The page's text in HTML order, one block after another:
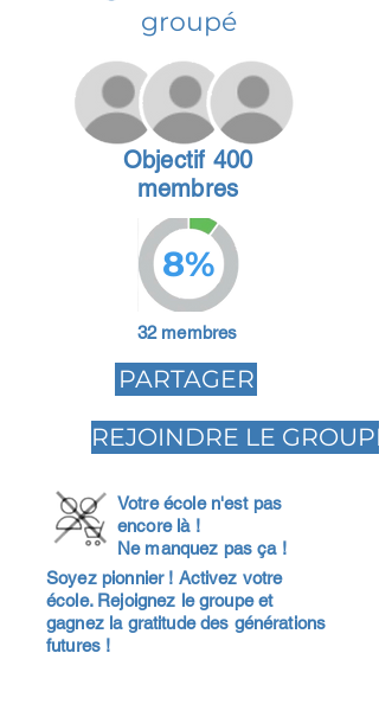
groupé
Objectif 400
membres
8%
32 membres
PARTAGER
REJOINDRE LE GROUPE
Votre école n'est pas
encore là !
Ne manquez pas ça !
Soyez pionnier ! Activez votre
école. Rejoignez le groupe et
gagnez la gratitude des générations
futures !